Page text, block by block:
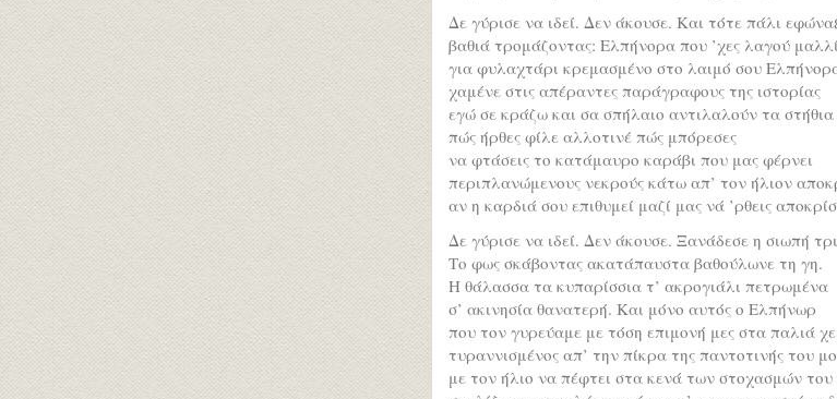
Δε γύρισε να ιδεί. Δεν άκουσε. Και τότε πάλι
βαθιά τρομάζοντας: Ελπήνορα που ’χες λαγού μαλλί
για φυλαχτάρι κρεμασμένο στο λαιμό σου
χαμένε στις απέραντες παράγραφους της ιστορίας
εγώ σε κράζω και σα σπήλαιο αντιλαλούν τα
πώς ήρθες φίλε αλλοτινέ πώς μπόρεσες
να φτάσεις το κατάμαυρο καράβι που μας φέρνει
περιπλανώμενους νεκρούς κάτω απ’ τον ήλιον
αν η καρδιά σου επιθυμεί μαζί μας νά ’ρθεις
Δε γύρισε να ιδεί. Δεν άκουσε. Ξανάδεσε η σιωπή
Το φως σκάβοντας ακατάπαυστα βαθούλωνε τη γη.
Η θάλασσα τα κυπαρίσσια τ’ ακρογιάλι πετρωμένα
σ’ ακινησία θανατερή. Και μόνο αυτός ο Ελπήνωρ
που τον γυρεύαμε με τόση επιμονή μες στα παλιά
τυραννισμένος απ’ την πίκρα της παντοτινής του
με τον ήλιο να πέφτει στα κενά των στοχασμών του